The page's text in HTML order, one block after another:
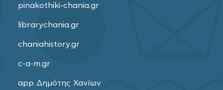
pinakothiki-chania.gr
librarychania.gr
chaniahistory.gr
c-a-m.gr
app Δημότης Χανίων